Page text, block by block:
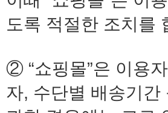
도록 적절한 조치를
② “쇼핑몰”은 이용
자, 수단별 배송기간